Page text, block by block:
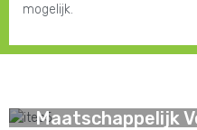
mogelijk.
Maatschappelijk